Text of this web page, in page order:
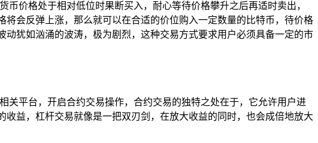
价格处于相对低位时果断买入，耐心等待价格攀升之后再适时卖出，
会反弹上涨，那么就可以在合适的价位购入一定数量的比特币，待价格
犹如汹涌的波涛，极为剧烈，这种交易方式要求用户必须具备一定的市
关平台，开启合约交易操作，合约交易的独特之处在于，它允许用户进
益，杠杆交易就像是一把双刃剑，在放大收益的同时，也会成倍地放大